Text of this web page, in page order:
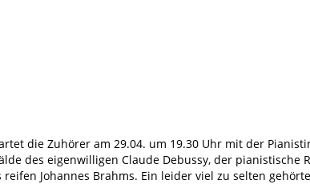
die Zuhörer am 29.04. um 19.30 Uhr mit der
des eigenwilligen Claude Debussy, der
Johannes Brahms. Ein leider viel zu selten